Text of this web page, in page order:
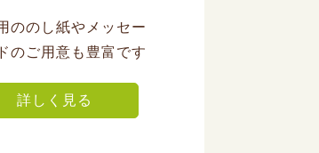
ののし紙やメッセー
のご用意も豊富です
詳しく見る